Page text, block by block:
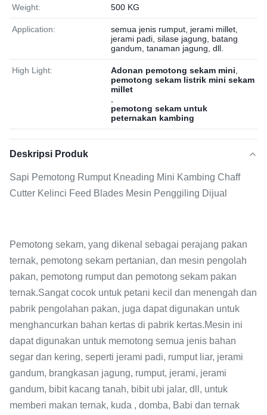
Weight: 500 KG
Application:
semua jenis rumput, jerami millet,
jerami padi, silase jagung, batang
gandum, tanaman jagung, dll.
High Light: Adonan pemotong sekam mini
pemotong sekam listrik mini sekam
millet
pemotong sekam untuk
peternakan kambing
Deskripsi Produk
Sapi Pemotong Rumput Kneading Mini Kambing Chaff
Cutter Kelinci Feed Blades Mesin Penggiling Dijual
Pemotong sekam, yang dikenal sebagai perajang pakan
ternak, pemotong sekam pertanian, dan mesin pengolah
pakan, pemotong rumput dan pemotong sekam pakan
ternak.Sangat cocok untuk petani kecil dan menengah dan
pabrik pengolahan pakan, juga dapat digunakan untuk
menghancurkan bahan kertas di pabrik kertas.Mesin ini
dapat digunakan untuk memotong semua jenis bahan
segar dan kering, seperti jerami padi, rumput liar, jerami
gandum, brangkasan jagung, rumput, jerami, jerami
gandum, bibit kacang tanah, bibit ubi jalar, dll, untuk
memberi makan ternak, kuda , domba, Babi dan ternak